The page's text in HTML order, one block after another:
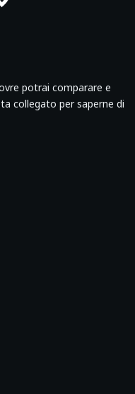
potrai comparare e
collegato per saperne di